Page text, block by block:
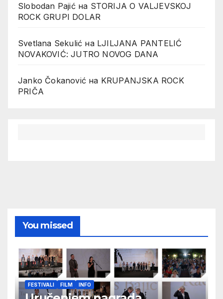
Slobodan Pajićна STORIJA O VALJEVSKOJ
ROCK GRUPI DOLAR
Svetlana Sekulić на LJILJANA PANTELIĆ
NOVAKOVIĆ: JUTRO NOVOG DANA
Janko Čokanović на KRUPANJSKA ROCK
PRIČA
You missed
FESTIVALI FILM INFO